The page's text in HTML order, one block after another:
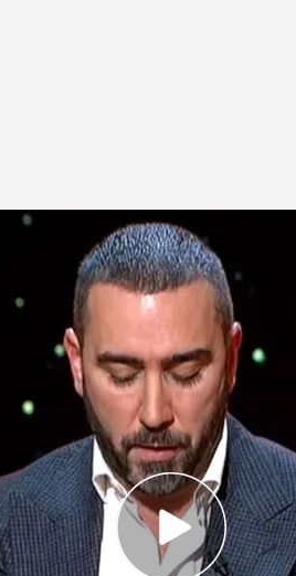
'Horizonte'
Iker Jiménez y Carmen Porter
con los que ha sido
Bolaños tras anunciar que se
soborno: "Ojalá sea así"